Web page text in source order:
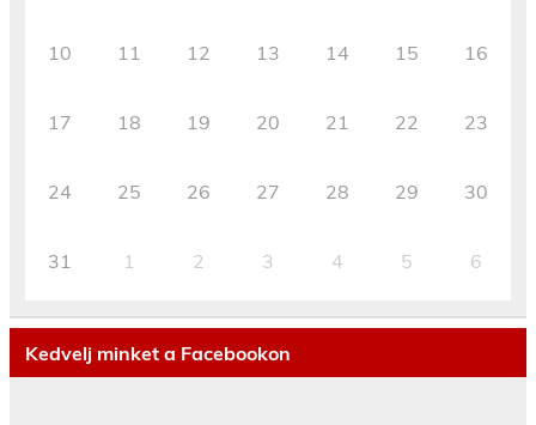
10 11 12 13 14 15 16
17 18 19 20 21 22 23
24 25 26 27 28 29 30
31 1 2 3 4 5 6
Kedvelj minket a Facebookon